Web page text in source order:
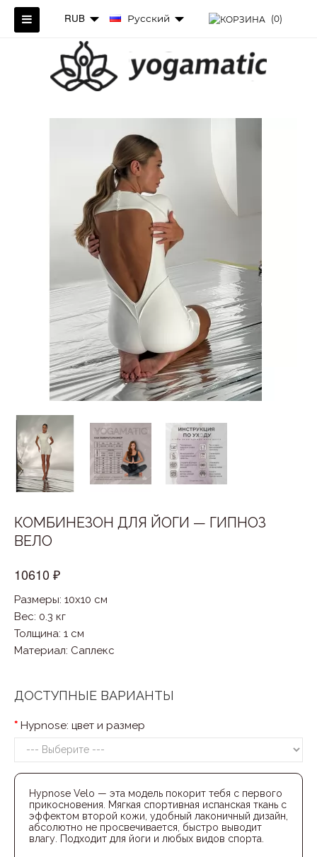
RUB Русский (0)
КОМБИНЕЗОН ДЛЯ ЙОГИ — ГИПНОЗ
ВЕЛО
10610 ₽
Размеры: 10x10 см
Вес: 0.3 кг
Толщина: 1 см
Материал: Саплекс
ДОСТУПНЫЕ ВАРИАНТЫ
Hypnose: цвет и размер
Hypnose Velo — эта модель покорит тебя с первого
прикосновения. Мягкая спортивная испанская ткань с
эффектом второй кожи, удобный лаконичный дизайн,
абсолютно не просвечивается, быстро выводит
влагу. Подходит для йоги и любых видов спорта.